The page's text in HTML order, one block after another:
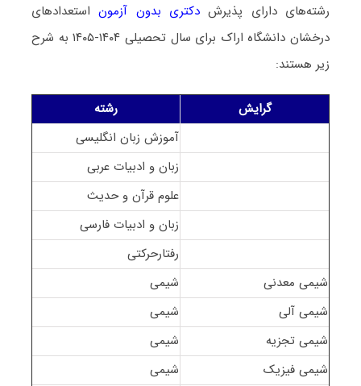
رشته‌های دارای پذیرش دکتری بدون آزموناستعدادهای
درخشان دانشگاه اراک برای سال تحصیلی ۱۴۰۴-۱۴۰۵ به شرح
زیر هستند:
گرایش
رشته
آموزش زبان انگلیسی
زبان و ادبیات عربی
علوم قرآن و حدیث
زبان و ادبیات فارسی
رفتارحرکتی
شیمی معدنی
شیمی
شیمی آلی
شیمی
شیمی تجزیه
شیمی
شیمی فیزیک
شیمی